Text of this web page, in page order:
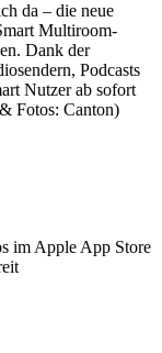
da – die neue
Multiroom-
Dank der
Podcasts
Nutzer ab sofort
Fotos: Canton)
im Apple App Store